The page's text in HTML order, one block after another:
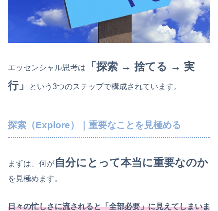
エッセンシャル思考は
「探索 → 捨てる → 実
行」
という3つのステップで構成されています。
探索（Explore）｜重要なことを見極める
まずは、何が自分にとって本当に重要なのか
を見極めます。
日々の忙しさに流されると「全部必要」に見えてしまいま